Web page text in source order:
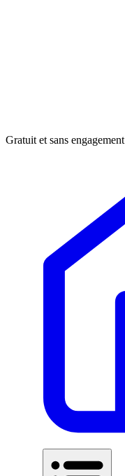
Gratuit et sans engagement